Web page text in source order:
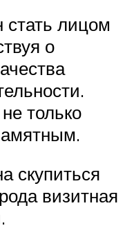
стать лицом
о
только
скупиться
визитная